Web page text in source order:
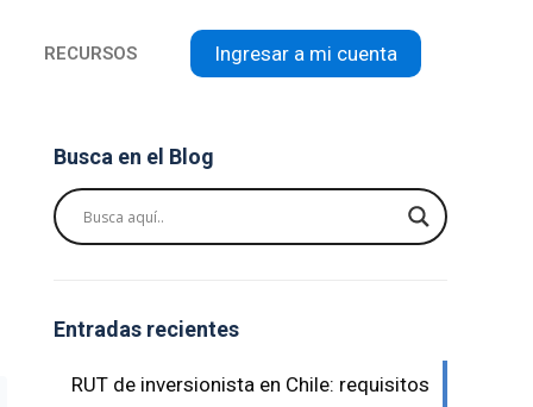
RECURSOS Ingresar a mi cuenta
Busca en el Blog
Entradas recientes
RUT de inversionista en Chile: requisitos